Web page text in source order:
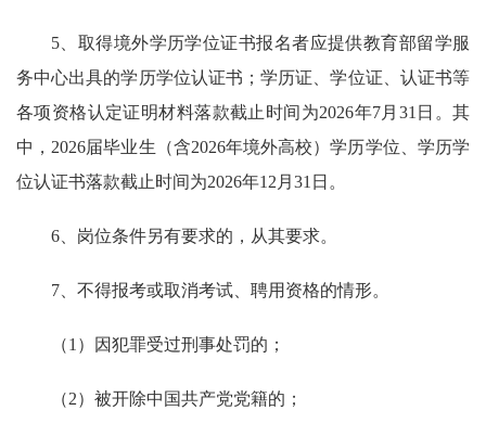
5、取得境外学历学位证书报名者应提供教育部留学服
务中心出具的学历学位认证书；学历证、学位证、认证书等
各项资格认定证明材料落款截止时间为2026年7月31日。其
中，2026届毕业生（含2026年境外高校）学历学位、学历学
位认证书落款截止时间为2026年12月31日。
6、岗位条件另有要求的，从其要求。
7、不得报考或取消考试、聘用资格的情形。
（1）因犯罪受过刑事处罚的；
（2）被开除中国共产党党籍的；